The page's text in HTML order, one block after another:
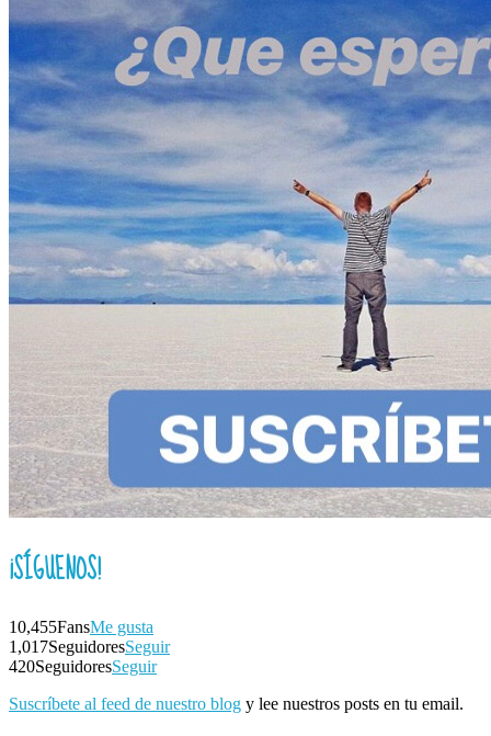
¡SÍGUENOS!
10,455FansMe gusta
1,017SeguidoresSeguir
420SeguidoresSeguir
Suscríbete al feed de nuestro blog y lee nuestros posts en tu email.